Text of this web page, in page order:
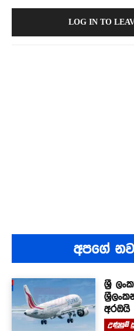
LOG IN TO
අපගේ
ශ්‍රී
අරඹයි
උණුසුම්